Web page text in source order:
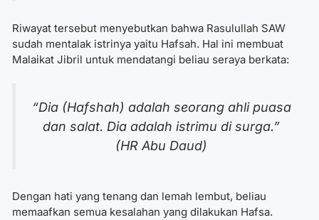
Riwayat tersebut menyebutkan bahwa Rasulullah SAW
sudah mentalak istrinya yaitu Hafsah. Hal ini membuat
Malaikat Jibril untuk mendatangi beliau seraya berkata:
“Dia (Hafshah) adalah seorang ahli puasa
dan salat. Dia adalah istrimu di surga.”
(HR Abu Daud)
Dengan hati yang tenang dan lemah lembut, beliau
memaafkan semua kesalahan yang dilakukan Hafsa.